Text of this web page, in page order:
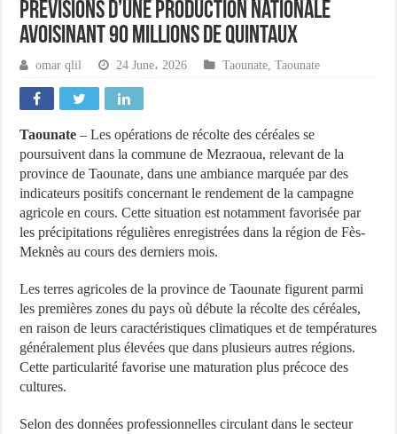
prévisions d’une production nationale
avoisinant 90 millions de quintaux
omar qlil 24 June، 2026 Taounate ,Taounate
Taounate – Les opérations de récolte des céréales se
poursuivent dans la commune de Mezraoua, relevant de la
province de Taounate, dans une ambiance marquée par des
indicateurs positifs concernant le rendement de la campagne
agricole en cours. Cette situation est notamment favorisée par
les précipitations régulières enregistrées dans la région de Fès-
Meknès au cours des derniers mois.
Les terres agricoles de la province de Taounate figurent parmi
les premières zones du pays où débute la récolte des céréales,
en raison de leurs caractéristiques climatiques et de températures
généralement plus élevées que dans plusieurs autres régions.
Cette particularité favorise une maturation plus précoce des
cultures.
Selon des données professionnelles circulant dans le secteur